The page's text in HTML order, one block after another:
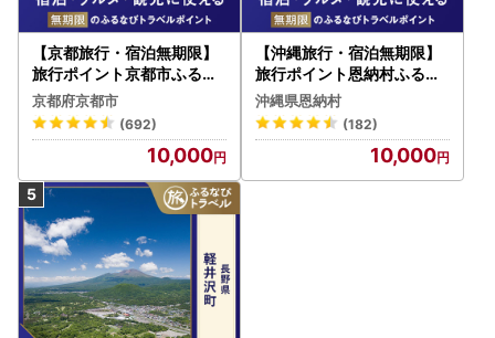
【京都旅行・宿泊無期限】
旅行ポイント京都市ふるな
びトラベルポイント
京都府京都市
(692)
10,000
【沖縄旅行・宿泊無期限】
旅行ポイント恩納村ふるな
びトラベルポイント
沖縄県恩納村
(182)
10,000